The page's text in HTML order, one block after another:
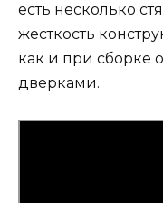
есть несколько
жесткость
как и при сборке
дверками.